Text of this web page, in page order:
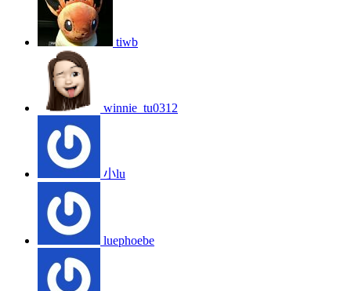
tiwb
winnie_tu0312
小lu
luephoebe